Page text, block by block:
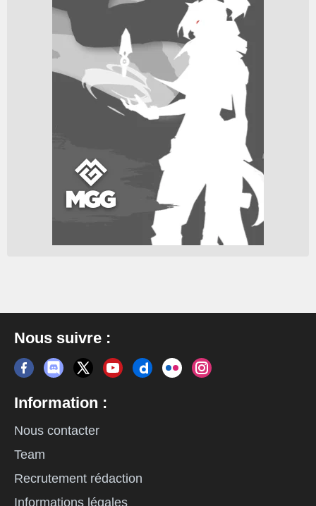
Nous suivre :
Information :
Nous contacter
Team
Recrutement rédaction
Informations légales